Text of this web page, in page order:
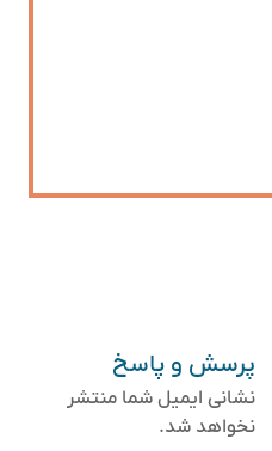
پرسش و پاسخ
نشانی ایمیل شما منتشر
نخواهد شد.